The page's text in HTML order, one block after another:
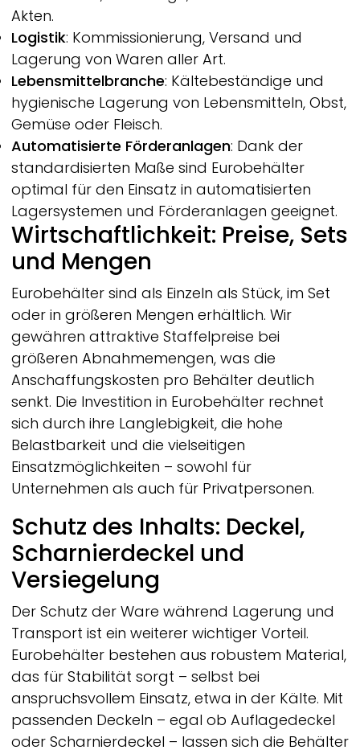
Akten.
Logistik: Kommissionierung, Versand und
Lagerung von Waren aller Art.
Lebensmittelbranche: Kältebeständige und
hygienische Lagerung von Lebensmitteln, Obst,
Gemüse oder Fleisch.
Automatisierte Förderanlagen: Dank der
standardisierten Maße sind Eurobehälter
optimal für den Einsatz in automatisierten
Lagersystemen und Förderanlagen geeignet.
Wirtschaftlichkeit: Preise, Sets
und Mengen
Eurobehälter sind als Einzeln als Stück, im Set
oder in größeren Mengen erhältlich. Wir
gewähren attraktive Staffelpreise bei
größeren Abnahmemengen, was die
Anschaffungskosten pro Behälter deutlich
senkt. Die Investition in Eurobehälter rechnet
sich durch ihre Langlebigkeit, die hohe
Belastbarkeit und die vielseitigen
Einsatzmöglichkeiten – sowohl für
Unternehmen als auch für Privatpersonen.
Schutz des Inhalts: Deckel,
Scharnierdeckel und
Versiegelung
Der Schutz der Ware während Lagerung und
Transport ist ein weiterer wichtiger Vorteil.
Eurobehälter bestehen aus robustem Material,
das für Stabilität sorgt – selbst bei
anspruchsvollem Einsatz, etwa in der Kälte. Mit
passenden Deckeln – egal ob Auflagedeckel
oder Scharnierdeckel – lassen sich die Behälter